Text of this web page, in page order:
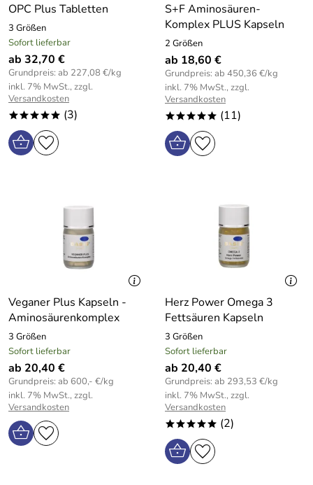
OPC Plus Tabletten
3 Größen
Sofort lieferbar
ab 32,70 €
Grundpreis: ab 227,08 €/kg
inkl. 7% MwSt., zzgl.
Versandkosten
***** (3)
S+F Aminosäuren-
Komplex PLUS Kapseln
2 Größen
ab 18,60 €
Grundpreis: ab 450,36 €/kg
inkl. 7% MwSt., zzgl.
Versandkosten
***** (11)
Veganer Plus Kapseln -
Aminosäurenkomplex
3 Größen
Sofort lieferbar
ab 20,40 €
Grundpreis: ab 600,- €/kg
inkl. 7% MwSt., zzgl.
Versandkosten
Herz Power Omega 3
Fettsäuren Kapseln
3 Größen
Sofort lieferbar
ab 20,40 €
Grundpreis: ab 293,53 €/kg
inkl. 7% MwSt., zzgl.
Versandkosten
***** (2)